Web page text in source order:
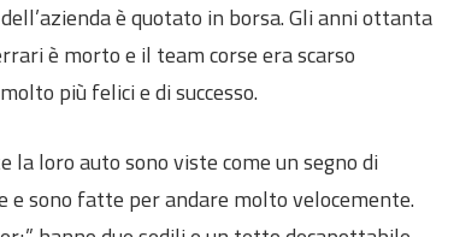
è quotato in borsa. Gli anni ottanta
è morto e il team corse era scarso
più felici e di successo.
loro auto sono viste come un segno di
e sono fatte per andare molto velocemente.